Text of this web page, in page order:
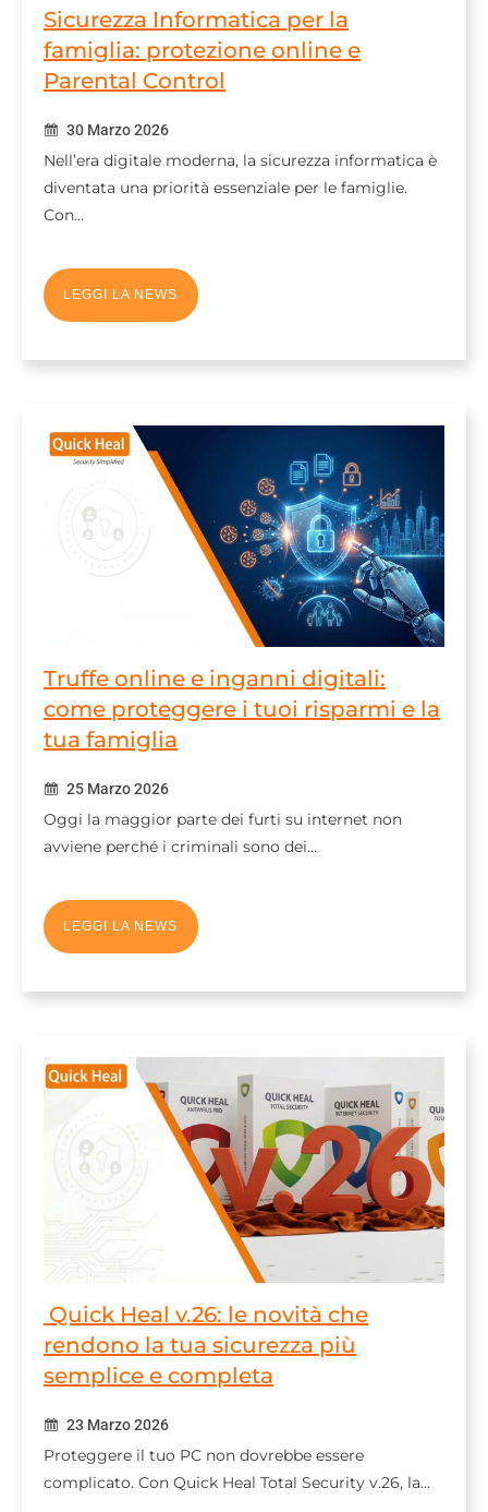
Sicurezza Informatica per la
famiglia: protezione online e
Parental Control
30 Marzo 2026
Nell’era digitale moderna, la sicurezza informatica è
diventata una priorità essenziale per le famiglie.
Con…
LEGGI LA NEWS
Truffe online e inganni digitali:
come proteggere i tuoi risparmi e la
tua famiglia
25 Marzo 2026
Oggi la maggior parte dei furti su internet non
avviene perché i criminali sono dei…
LEGGI LA NEWS
Quick Heal v.26: le novità che
rendono la tua sicurezza più
semplice e completa
23 Marzo 2026
Proteggere il tuo PC non dovrebbe essere
complicato. Con Quick Heal Total Security v.26, la…